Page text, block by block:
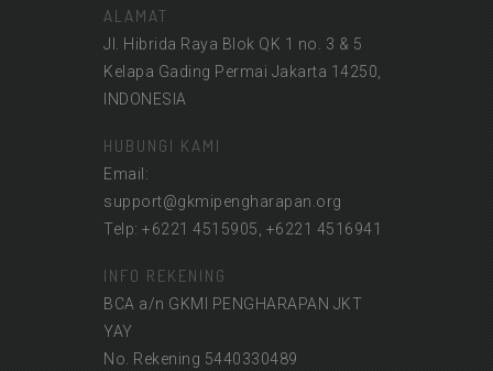
ALAMAT
Jl. Hibrida Raya Blok QK 1 no. 3 & 5
Kelapa Gading Permai Jakarta 14250,
INDONESIA
HUBUNGI KAMI
Email:
support@gkmipengharapan.org
Telp: +6221 4515905, +6221 4516941
INFO REKENING
BCA a/n GKMI PENGHARAPAN JKT
YAY
No. Rekening 5440330489